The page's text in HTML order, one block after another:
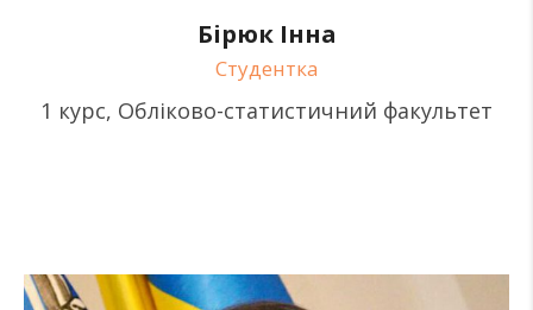
Бірюк Інна
Студентка
1 курс, Обліково-статистичний факультет